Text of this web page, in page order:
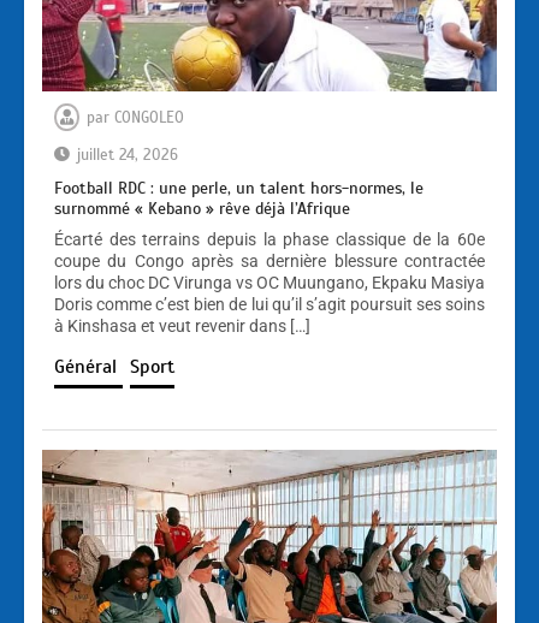
par CONGOLEO
juillet 24, 2026
Football RDC : une perle, un talent hors-normes, le
surnommé « Kebano » rêve déjà l’Afrique
Écarté des terrains depuis la phase classique de la 60e
coupe du Congo après sa dernière blessure contractée
lors du choc DC Virunga vs OC Muungano, Ekpaku Masiya
Doris comme c’est bien de lui qu’il s’agit poursuit ses soins
à Kinshasa et veut revenir dans […]
Général Sport